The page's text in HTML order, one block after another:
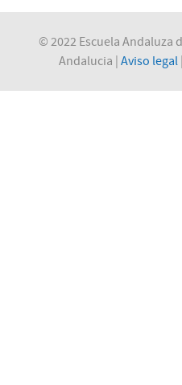
© 2022 Escuela Andaluza
Andalucia | Aviso legal